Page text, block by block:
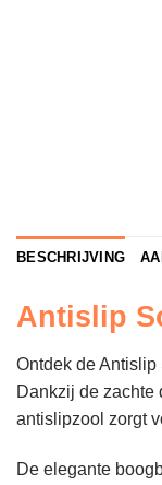
BESCHRIJVING
Antislip
Ontdek de
Dankzij de zachte
antislipzool zorgt
De elegante